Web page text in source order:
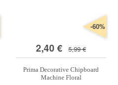
2,40 € 5,99 €
-60%
Prima Decorative Chipboard
Machine Floral